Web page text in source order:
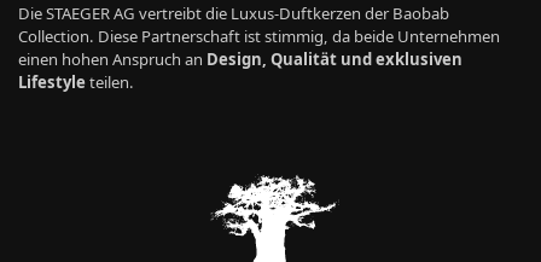
Die STAEGER AG vertreibt die Luxus-Duftkerzen der Baobab
Collection. Diese Partnerschaft ist stimmig, da beide Unternehmen
einen hohen Anspruch an Design, Qualität und exklusiven
Lifestyleteilen.